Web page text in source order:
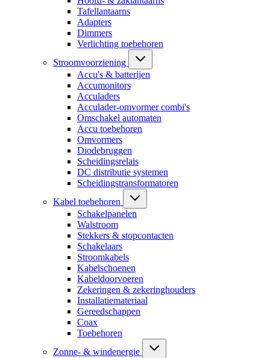
Tafellantaarns
Adapters
Dimmers
Verlichting toebehoren
Stroomvoorziening
Accu's & batterijen
Accumonitors
Acculaders
Acculader-omvormer combi's
Omschakel automaten
Accu toebehoren
Omvormers
Diodebruggen
Scheidingsrelais
DC distributie systemen
Scheidingstransformatoren
Kabel toebehoren
Schakelpanelen
Walstroom
Stekkers & stopcontacten
Schakelaars
Stroomkabels
Kabelschoenen
Kabeldoorvoeren
Zekeringen & zekeringhouders
Installatiemateriaal
Gereedschappen
Coax
Toebehoren
Zonne- & windenergie